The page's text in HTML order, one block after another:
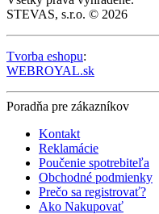
STEVAS, s.r.o. © 2026
Tvorba eshopu:
WEBROYAL.sk
Poradňa pre zákazníkov
Kontakt
Reklamácie
Poučenie spotrebiteľa
Obchodné podmienky
Prečo sa registrovať?
Ako Nakupovať